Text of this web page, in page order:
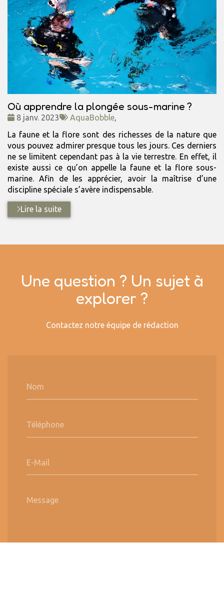
Où apprendre la plongée sous-marine ?
Date
8 janv. 2023
Tags
AquaBobble
La faune et la flore sont des richesses de la nature que
vous pouvez admirer presque tous les jours. Ces derniers
ne se limitent cependant pas à la vie terrestre. En effet, il
existe aussi ce qu’on appelle la faune et la flore sous-
marine. Afin de les apprécier, avoir la maîtrise d’une
discipline spéciale s’avère indispensable.
Lire la suite
Une question ? Un sujet à
explorer ?
Contactez notre équipe de rédaction
Nom
Téléphone
E-Mail
Message